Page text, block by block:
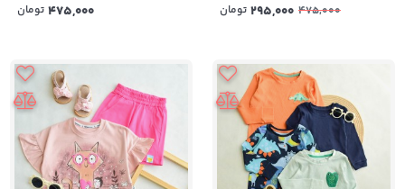
475,000
295,000 تومان 475,000 تومان